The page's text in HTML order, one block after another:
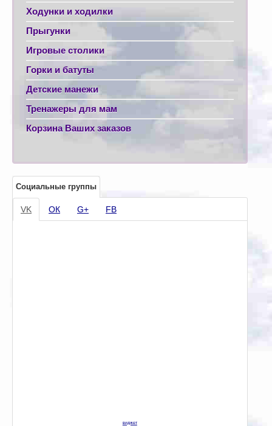
Ходунки и ходилки
Прыгунки
Игровые столики
Горки и батуты
Детские манежи
Тренажеры для мам
Корзина Ваших заказов
Социальные группы
VK ОК G+ FB
виджет